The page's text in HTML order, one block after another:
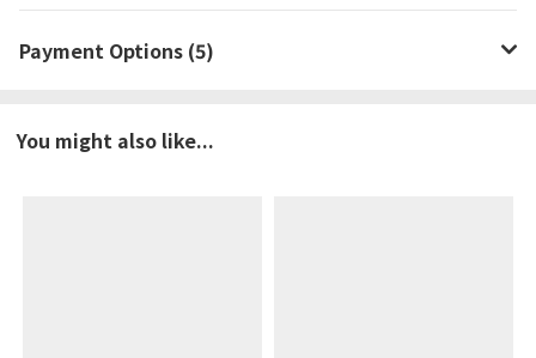
Payment Options (5)
You might also like...